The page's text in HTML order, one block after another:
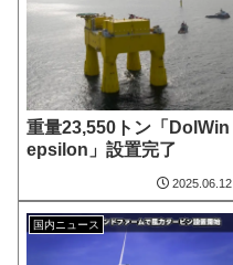
重量23,550トン「DolWin
epsilon」設置完了
2025.06.12
国内ニュース